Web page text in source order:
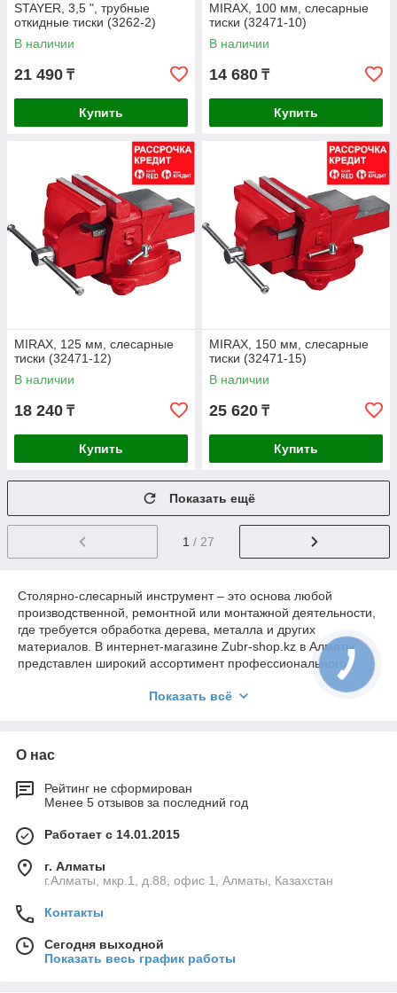
STAYER, 3,5 ", трубные
откидные тиски (3262-2)
В наличии
21 490 ₸
Купить
MIRAX, 100 мм, слесарные
тиски (32471-10)
В наличии
14 680 ₸
Купить
MIRAX, 125 мм, слесарные
тиски (32471-12)
В наличии
18 240 ₸
Купить
MIRAX, 150 мм, слесарные
тиски (32471-15)
В наличии
25 620 ₸
Купить
Показать ещё
1 / 27
Столярно-слесарный инструмент – это основа любой
производственной, ремонтной или монтажной деятельности,
где требуется обработка дерева, металла и других
материалов. В интернет-магазине Zubr-shop.kz в Алматы
представлен широкий ассортимент профессионального
инструмента, который можно купить по оптимальной цене с
доставкой по всему Казахстану.
Столярный инструмент
древесины, сборки конструкций и выполнения отделочных
работ. В эту категорию входят рубанки, стамески, ножовки,
угольники, пилы, молотки, зажимы и другие приспособления.
Современные инструменты оснащаются эргономичными
рукоятками и высококачественными лезвиями, что
обеспечивает комфорт и точность в работе. Столярный
мастерских, так и для бытовых задач, включая изготовление
Показать всё
О нас
Рейтинг не сформирован
Менее 5 отзывов за последний год
Работает с 14.01.2015
г. Алматы
г.Алматы, мкр.1, д.88, офис 1, Алматы, Казахстан
Контакты
Сегодня выходной
Показать весь график работы